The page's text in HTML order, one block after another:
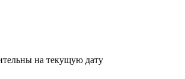
на текущую дату